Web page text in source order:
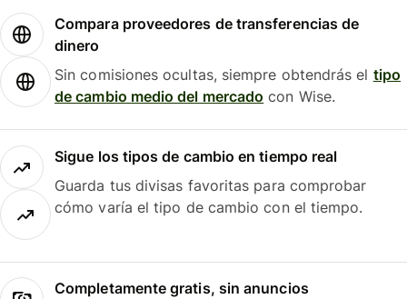
Compara proveedores de transferencias de
dinero
Sin comisiones ocultas, siempre obtendrás el tipo
de cambio medio del mercado con Wise.
Sigue los tipos de cambio en tiempo real
Guarda tus divisas favoritas para comprobar
cómo varía el tipo de cambio con el tiempo.
Completamente gratis, sin anuncios